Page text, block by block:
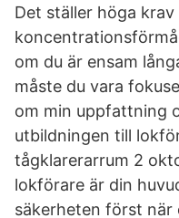
Det ställer höga
om du är ensam
måste du vara
om min uppfattning
utbildningen till
tågklarerarrum 2
lokförare är din
säkerheten först när